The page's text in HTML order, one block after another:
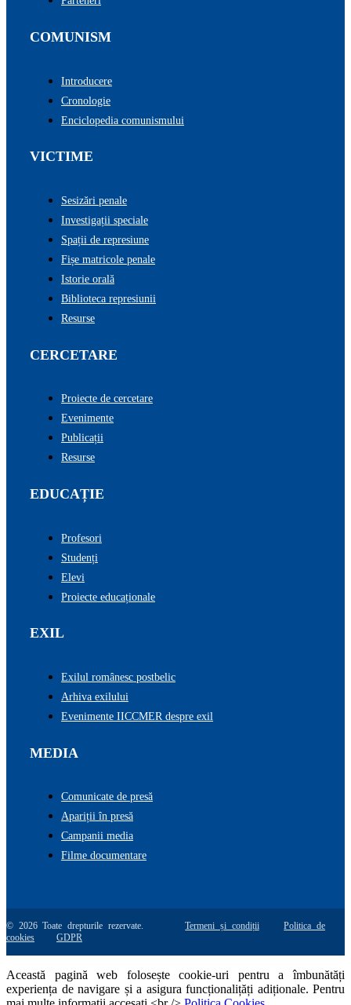
COMUNISM
Introducere
Cronologie
Enciclopedia comunismului
VICTIME
Sesizări penale
Investigații speciale
Spații de represiune
Fișe matricole penale
Istorie orală
Biblioteca represiunii
Resurse
CERCETARE
Proiecte de cercetare
Evenimente
Publicații
Resurse
EDUCAȚIE
Profesori
Studenți
Elevi
Proiecte educaționale
EXIL
Exilul românesc postbelic
Arhiva exilului
Evenimente IICCMER despre exil
MEDIA
Comunicate de presă
Apariții în presă
Campanii media
Filme documentare
© 2026 Toate drepturile rezervate.Termeni și condiții
Politica de
cookies
GDPR
Această pagină web folosește cookie-uri pentru a îmbunătăți
experiența de navigare și a asigura funcționalițăți adiționale. Pentru